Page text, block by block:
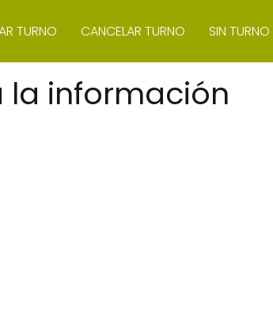
TURNO CANCELAR TURNO SIN TURNO
la información